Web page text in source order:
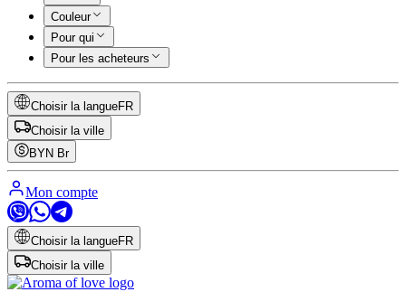
Couleur
Pour qui
Pour les acheteurs
Choisir la langueFR
Choisir la ville
BYN Br
Mon compte
Choisir la langueFR
Choisir la ville